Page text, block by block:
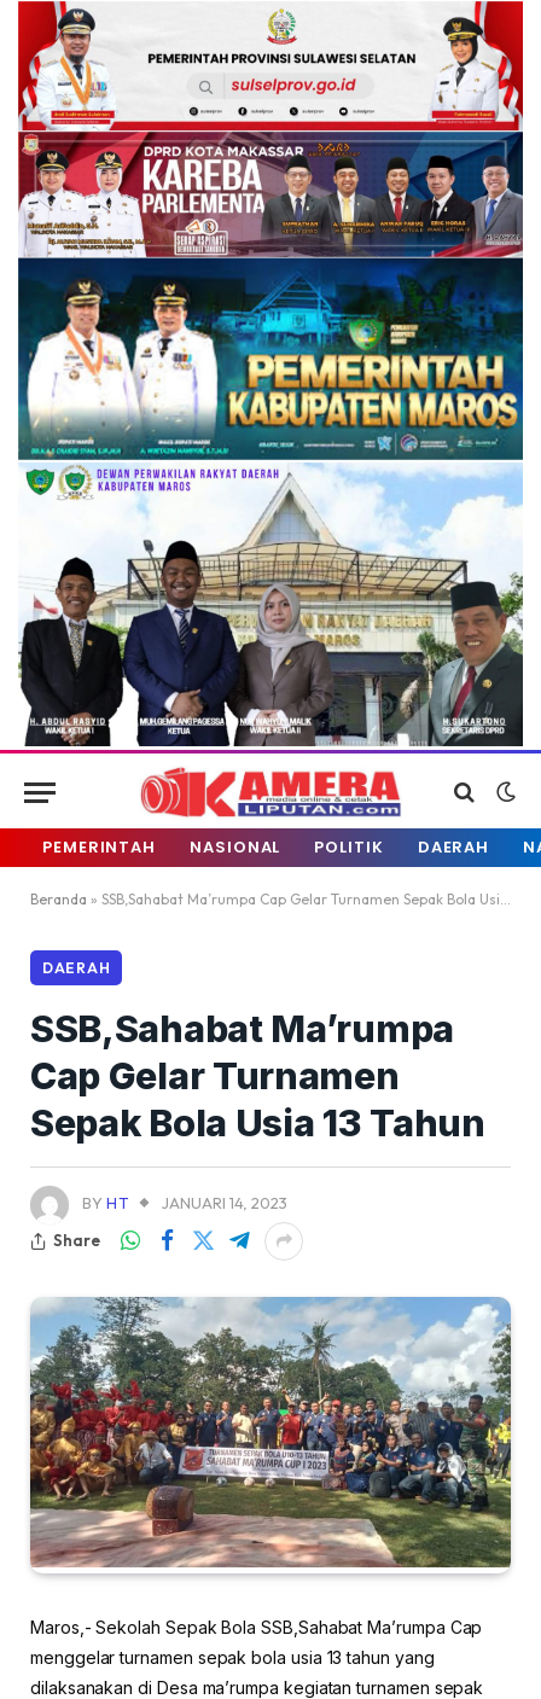
PEMERINTAH NASIONAL POLITIK DAERAH
Beranda » SSB,Sahabat Ma’rumpa Cap Gelar Turnamen Sepak Bola Usia 13 Tahun
DAERAH
SSB,Sahabat Ma’rumpa
Cap Gelar Turnamen
Sepak Bola Usia 13 Tahun
BY HT
JANUARI 14, 2023
Share
Maros,- Sekolah Sepak Bola SSB,Sahabat Ma’rumpa Cap
menggelar turnamen sepak bola usia 13 tahun yang
dilaksanakan di Desa ma’rumpa kegiatan turnamen sepak